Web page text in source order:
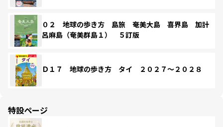
０２ 地球の歩き方 島旅 奄美大島 喜界島 加計
呂麻島（奄美群島１） ５訂版
Ｄ１７ 地球の歩き方 タイ ２０２７～２０２８
特設ページ